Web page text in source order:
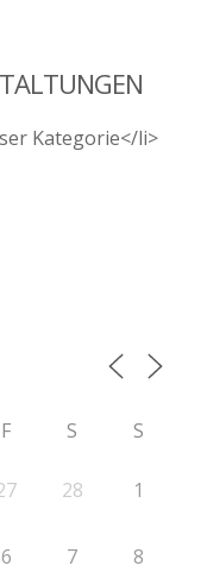
Kategorie</li>
F S S
28 1
6 7 8